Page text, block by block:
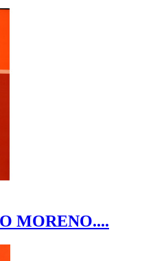
MORENO....